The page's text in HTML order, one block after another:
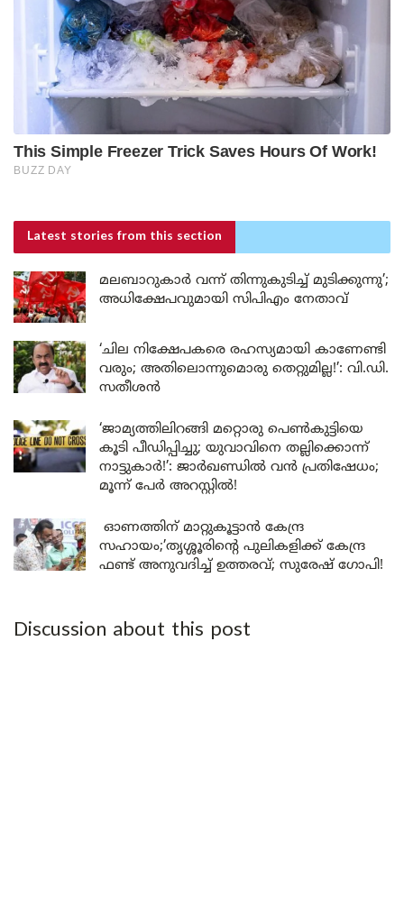
Latest stories from this section
മലബാറുകാർ വന്ന് തിന്നുകുടിച്ച് മുടിക്കുന്നു’;
അധിക്ഷേപവുമായി സിപിഎം നേതാവ്
‘ചില നിക്ഷേപകരെ രഹസ്യമായി കാണേണ്ടി
വരും; അതിലൊന്നുമൊരു തെറ്റുമില്ല!’: വി.ഡി.
സതീശൻ
‘ജാമ്യത്തിലിറങ്ങി മറ്റൊരു പെൺകുട്ടിയെ
കൂടി പീഡിപ്പിച്ചു; യുവാവിനെ തല്ലിക്കൊന്ന്
നാട്ടുകാർ!’: ജാർഖണ്ഡിൽ വൻ പ്രതിഷേധം;
മൂന്ന് പേർ അറസ്റ്റിൽ!
ഓണത്തിന് മാറ്റുകൂട്ടാൻ കേന്ദ്ര
സഹായം;’തൃശ്ശൂരിന്റെ പുലികളിക്ക് കേന്ദ്ര
ഫണ്ട് അനുവദിച്ച് ഉത്തരവ്; സുരേഷ് ഗോപി!
Discussion about this post